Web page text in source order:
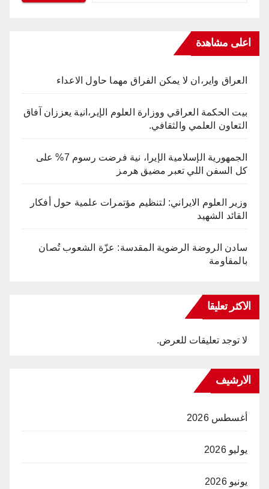
اعلى مشاهدة
العراق واير،ان لا يمكن الفراق مهما حاول الاعداء
بيت الحكمة العراقي ووزارة العلوم الإير،انية يعززان آفاق
التعاون العلمي والثقافي.
الجمهورية الإسلامية الإيرا، نية فرضت رسوم 7% على
كل السفن اللي تعبر مضيق هرمز
وزير العلوم الايراني: لتنظيم مؤتمرات علمية حول أفكار
القائد الشهيد
سادن الروضة الرضوية المقدسة: عزّة الشعوب تُصان
بالمقاومة
الاكثر تعليقا
لا توجد تعليقات للعرض.
الارشيف
أغسطس 2026
يوليو 2026
يونيو 2026